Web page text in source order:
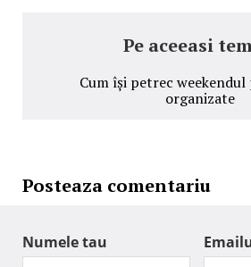
Pe aceeasi
Cum își petrec weekendul
organizate
Posteaza comentariu
Numele tau